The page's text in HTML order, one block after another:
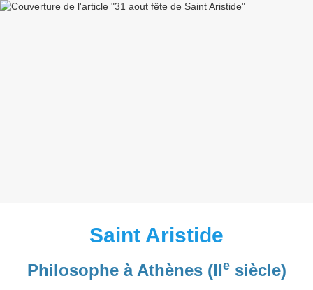
Saint Aristide
Philosophe à Athènes (IIe siècle)